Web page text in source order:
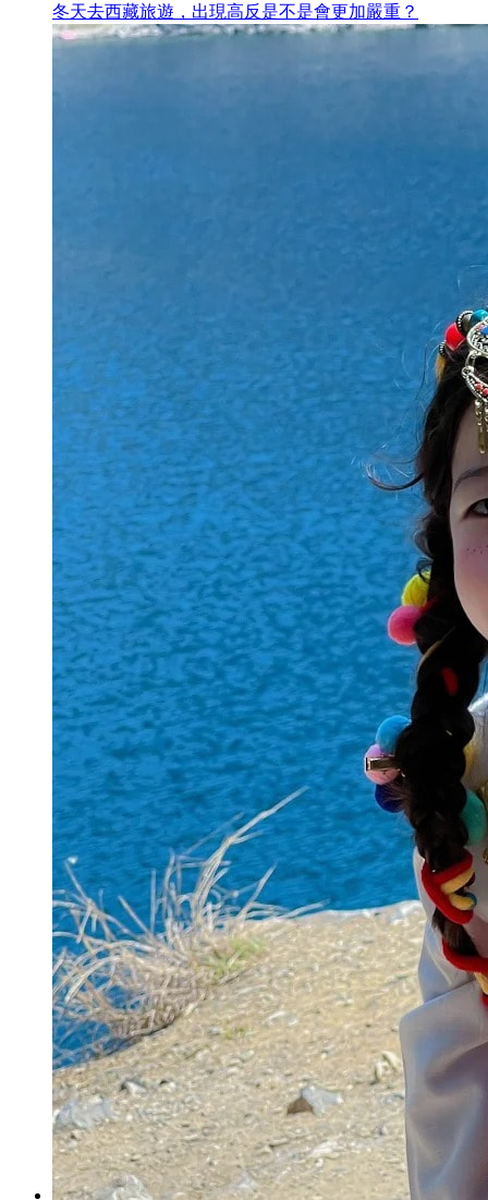
冬天去西藏旅遊，出現高反是不是會更加嚴重？